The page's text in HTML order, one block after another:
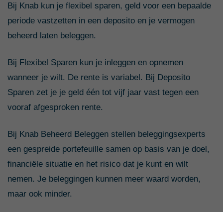
Bij Knab kun je flexibel sparen, geld voor een bepaalde
periode vastzetten in een deposito en je vermogen
beheerd laten beleggen.
Bij Flexibel Sparen kun je inleggen en opnemen
wanneer je wilt. De rente is variabel. Bij Deposito
Sparen zet je je geld één tot vijf jaar vast tegen een
vooraf afgesproken rente.
Bij Knab Beheerd Beleggen stellen beleggingsexperts
een gespreide portefeuille samen op basis van je doel,
financiële situatie en het risico dat je kunt en wilt
nemen. Je beleggingen kunnen meer waard worden,
maar ook minder.